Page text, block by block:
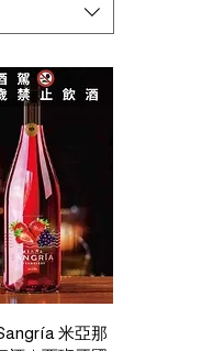
米亞那